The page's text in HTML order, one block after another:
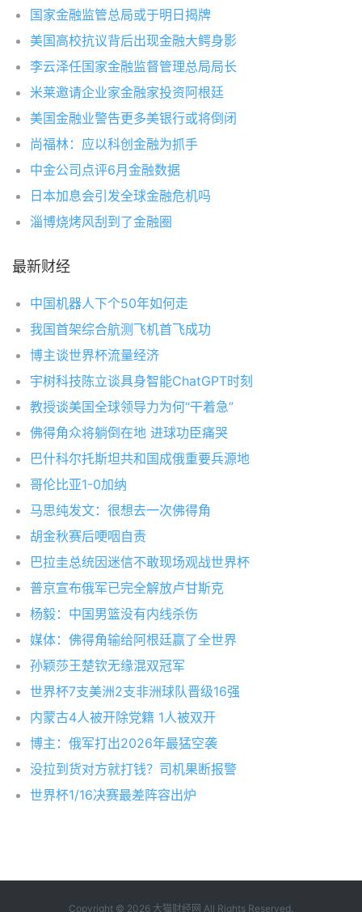
国家金融监管总局或于明日揭牌
美国高校抗议背后出现金融大鳄身影
李云泽任国家金融监督管理总局局长
米莱邀请企业家金融家投资阿根廷
美国金融业警告更多美银行或将倒闭
尚福林：应以科创金融为抓手
中金公司点评6月金融数据
日本加息会引发全球金融危机吗
淄博烧烤风刮到了金融圈
最新财经
中国机器人下个50年如何走
我国首架综合航测飞机首飞成功
博主谈世界杯流量经济
宇树科技陈立谈具身智能ChatGPT时刻
教授谈美国全球领导力为何“干着急”
佛得角众将躺倒在地 进球功臣痛哭
巴什科尔托斯坦共和国成俄重要兵源地
哥伦比亚1-0加纳
马思纯发文：很想去一次佛得角
胡金秋赛后哽咽自责
巴拉圭总统因迷信不敢现场观战世界杯
普京宣布俄军已完全解放卢甘斯克
杨毅：中国男篮没有内线杀伤
媒体：佛得角输给阿根廷赢了全世界
孙颖莎王楚钦无缘混双冠军
世界杯7支美洲2支非洲球队晋级16强
内蒙古4人被开除党籍 1人被双开
博主：俄军打出2026年最猛空袭
没拉到货对方就打钱？司机果断报警
世界杯1/16决赛最差阵容出炉
Copyright © 2026 大猫财经网 All Rights Reserved.